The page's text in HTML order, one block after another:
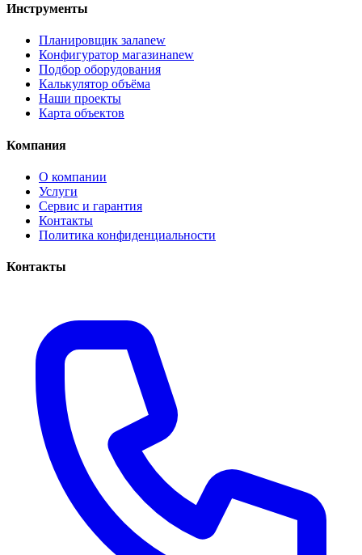
Инструменты
Планировщик залаnew
Конфигуратор магазинаnew
Подбор оборудования
Калькулятор объёма
Наши проекты
Карта объектов
Компания
О компании
Услуги
Сервис и гарантия
Контакты
Политика конфиденциальности
Контакты